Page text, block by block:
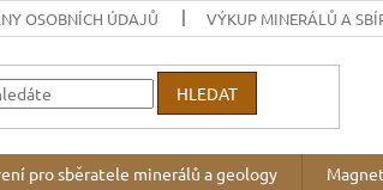
OSOBNÍCH ÚDAJŮ VÝKUP MINERÁLŮ A
HLEDAT
pro sběratele minerálů a geology